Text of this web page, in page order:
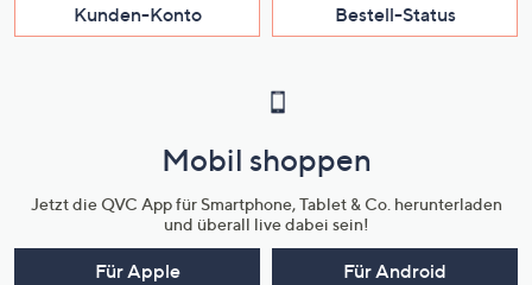
Kunden-Konto Bestell-Status
Mobil shoppen
Jetzt die QVC App für Smartphone, Tablet & Co. herunterladen
und überall live dabei sein!
Für Apple Für Android